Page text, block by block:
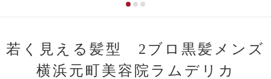
若く見える髪型 2ブロ黒髪メンズ
横浜元町美容院ラムデリカ